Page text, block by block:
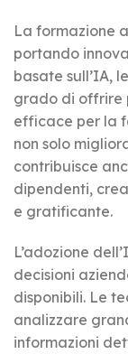
La formazione
portando
basate sull’IA,
grado di offrire
efficace per la
non solo
contribuisce
dipendenti,
e gratificante.
L’adozione
decisioni
disponibili. Le
analizzare
informazioni